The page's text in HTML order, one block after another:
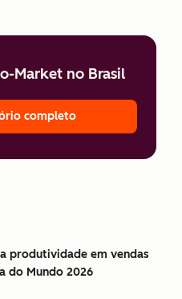
Market no Brasil
completo
produtividade em vendas
do Mundo 2026